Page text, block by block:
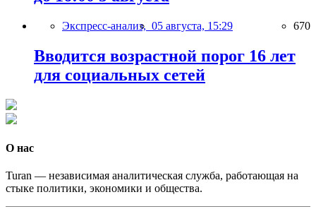
Экспресс-анализ, 05 августа, 15:29 670
Вводится возрастной порог 16 лет
для социальных сетей
О нас
Turan — независимая аналитическая служба, работающая на
стыке политики, экономики и общества.